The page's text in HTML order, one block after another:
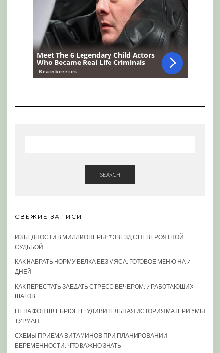
SEARCH
СВЕЖИЕ ЗАПИСИ
ИЗ БЕДНОСТИ В МИЛЛИОНЕРЫ: 7 ЗВЕЗД С НЕВЕРОЯТНОЙ
СУДЬБОЙ
КАК НАБРАТЬ НОРМУ БЕЛКА БЕЗ МЯСА: ГОТОВОЕ МЕНЮ НА 7
ДНЕЙ
КАК ПЕРЕСТАТЬ ЗАЕДАТЬ СТРЕСС ВЕЧЕРОМ: 7 РАБОТАЮЩИХ
ШАГОВ
НЕНА ФОН ШЛЕБРЮГГЕ: УДИВИТЕЛЬНАЯ ИСТОРИЯ МАТЕРИ УМЫ
ТУРМАН
СХЕМЫ ПРИЕМА ВИТАМИНОВ ПРИ ПЛАНИРОВАНИИ
БЕРЕМЕННОСТИ: ЧТО ВАЖНО ЗНАТЬ